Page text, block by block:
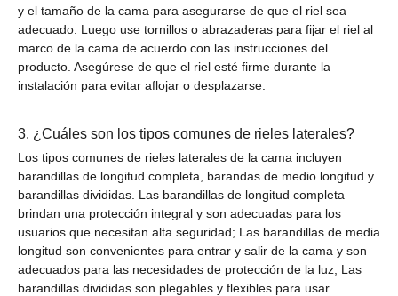
y el tamaño de la cama para asegurarse de que el riel sea
adecuado. Luego use tornillos o abrazaderas para fijar el riel al
marco de la cama de acuerdo con las instrucciones del
producto. Asegúrese de que el riel esté firme durante la
instalación para evitar aflojar o desplazarse.
3. ¿Cuáles son los tipos comunes de rieles laterales?
Los tipos comunes de rieles laterales de la cama incluyen
barandillas de longitud completa, barandas de medio longitud y
barandillas divididas. Las barandillas de longitud completa
brindan una protección integral y son adecuadas para los
usuarios que necesitan alta seguridad; Las barandillas de media
longitud son convenientes para entrar y salir de la cama y son
adecuados para las necesidades de protección de la luz; Las
barandillas divididas son plegables y flexibles para usar.